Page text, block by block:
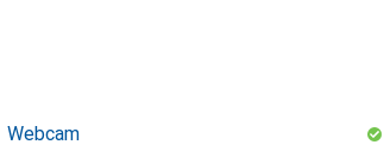
Webcam